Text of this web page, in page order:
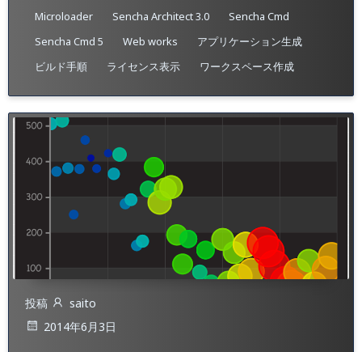
Microloader
Sencha Architect 3.0
Sencha Cmd
Sencha Cmd 5
Web works
アプリケーション生成
ビルド手順
ライセンス表示 ワークスペース作成
投稿
saito
2014年6月3日